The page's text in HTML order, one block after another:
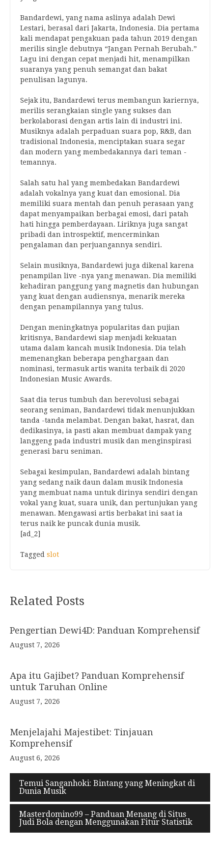
Bandardewi, yang nama aslinya adalah Dewi
Lestari, berasal dari Jakarta, Indonesia. Dia pertama
kali mendapat pengakuan pada tahun 2019 dengan
merilis single debutnya “Jangan Pernah Berubah.”
Lagu ini dengan cepat menjadi hit, menampilkan
suaranya yang penuh semangat dan bakat
penulisan lagunya.
Sejak itu, Bandardewi terus membangun kariernya,
merilis serangkaian single yang sukses dan
berkolaborasi dengan artis lain di industri ini.
Musiknya adalah perpaduan suara pop, R&B, dan
tradisional Indonesia, menciptakan suara segar
dan modern yang membedakannya dari teman -
temannya.
Salah satu hal yang membedakan Bandardewi
adalah vokalnya yang kuat dan emosional. Dia
memiliki suara mentah dan penuh perasaan yang
dapat menyampaikan berbagai emosi, dari patah
hati hingga pemberdayaan. Liriknya juga sangat
pribadi dan introspektif, mencerminkan
pengalaman dan perjuangannya sendiri.
Selain musiknya, Bandardewi juga dikenal karena
penampilan live -nya yang menawan. Dia memiliki
kehadiran panggung yang magnetis dan hubungan
yang kuat dengan audiensnya, menarik mereka
dengan penampilannya yang tulus.
Dengan meningkatnya popularitas dan pujian
kritisnya, Bandardewi siap menjadi kekuatan
utama dalam kancah musik Indonesia. Dia telah
memenangkan beberapa penghargaan dan
nominasi, termasuk artis wanita terbaik di 2020
Indonesian Music Awards.
Saat dia terus tumbuh dan berevolusi sebagai
seorang seniman, Bandardewi tidak menunjukkan
tanda -tanda melambat. Dengan bakat, hasrat, dan
dedikasinya, ia pasti akan membuat dampak yang
langgeng pada industri musik dan menginspirasi
generasi baru seniman.
Sebagai kesimpulan, Bandardewi adalah bintang
yang sedang naik daun dalam musik Indonesia
yang membuat nama untuk dirinya sendiri dengan
vokal yang kuat, suara unik, dan pertunjukan yang
menawan. Mengawasi artis berbakat ini saat ia
terus naik ke puncak dunia musik.
[ad_2]
Tagged slot
Related Posts
Pengertian Dewi4D: Panduan Komprehensif
August 7, 2026
Apa itu Gajibet? Panduan Komprehensif
untuk Taruhan Online
August 7, 2026
Menjelajahi Majestibet: Tinjauan
Komprehensif
August 6, 2026
Post
Temui Sanganhoki: Bintang yang Meningkat di
Dunia Musik
Masterdomino99 – Panduan Menang di Situs
Judi Bola dengan Menggunakan Fitur Statistik